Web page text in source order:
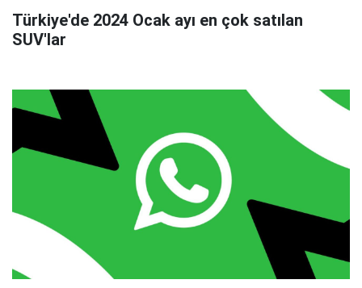
Türkiye'de 2024 Ocak ayı en çok satılan
SUV'lar